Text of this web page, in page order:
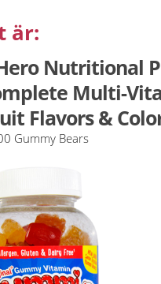
är:
Nutritional
Multi-
Flavors &
Gummy Bears